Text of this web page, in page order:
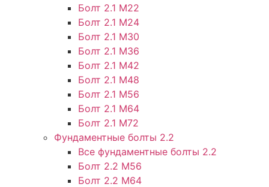
Болт 2.1 М22
Болт 2.1 М24
Болт 2.1 М30
Болт 2.1 М36
Болт 2.1 М42
Болт 2.1 М48
Болт 2.1 М56
Болт 2.1 М64
Болт 2.1 М72
Фундаментные болты 2.2
Все фундаментные болты 2.2
Болт 2.2 М56
Болт 2.2 М64